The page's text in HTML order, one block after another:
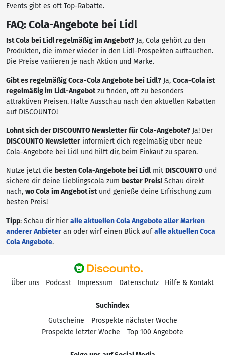
Events gibt es oft Top-Rabatte.
FAQ: Cola-Angebote bei Lidl
Ist Cola bei Lidl regelmäßig im Angebot? Ja, Cola gehört zu den
Produkten, die immer wieder in den Lidl-Prospekten auftauchen.
Die Preise variieren je nach Aktion und Marke.
Gibt es regelmäßig Coca-Cola Angebote bei Lidl? Ja, Coca-Cola ist
regelmäßig im Lidl-Angebotzu finden, oft zu besonders
attraktiven Preisen. Halte Ausschau nach den aktuellen Rabatten
auf DISCOUNTO!
Lohnt sich der DISCOUNTO Newsletter für Cola-Angebote? Ja! Der
DISCOUNTO Newsletter informiert dich regelmäßig über neue
Cola-Angebote bei Lidl und hilft dir, beim Einkauf zu sparen.
Nutze jetzt die besten Cola-Angebote bei Lidl mit DISCOUNTO und
sichere dir deine Lieblingscola zum bester Preis! Schau direkt
nach, wo Cola im Angebot istund genieße deine Erfrischung zum
besten Preis!
Tipp: Schau dir hieralle aktuellen Cola Angebote aller Marken
anderer Anbieter an oder wirf einen Blick aufalle aktuellen Coca
Cola Angebote.
Über uns Podcast Impressum Datenschutz Hilfe & Kontakt
Suchindex
Gutscheine
Prospekte nächster Woche
Prospekte letzter Woche
Top 100 Angebote